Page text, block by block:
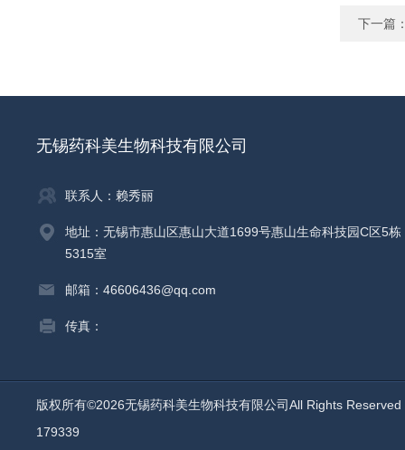
下一篇
无锡药科美生物科技有限公司
联系人：赖秀丽
地址：无锡市惠山区惠山大道1699号惠山生命科技园C区5栋
5315室
邮箱：46606436@qq.com
传真：
版权所有©2026无锡药科美生物科技有限公司All Rights
179339